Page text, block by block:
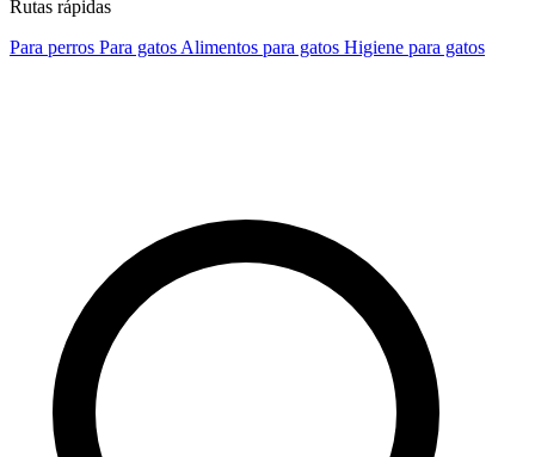
Rutas rápidas
Para perros Para gatos Alimentos para gatos Higiene para gatos